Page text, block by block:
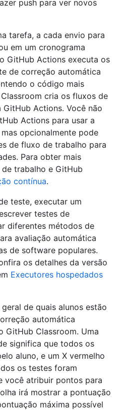
push para ver novos
tarefa, a cada envio para
em um cronograma
GitHub Actions executa os
de correção automática
o código mais
cria os fluxos de
Actions. Você não
Actions para usar a
opcionalmente pode
de fluxo de trabalho para
Para obter mais
trabalho e GitHub
contínua.
teste, executar um
testes de
diferentes métodos de
avaliação automática
de software populares.
os detalhes da versão
Executores hospedados
de quais alunos estão
automática
GitHub Classroom. Uma
significa que todos os
aluno, e um X vermelho
os testes foram
você atribuir pontos para
irá mostrar a pontuação
máxima possível